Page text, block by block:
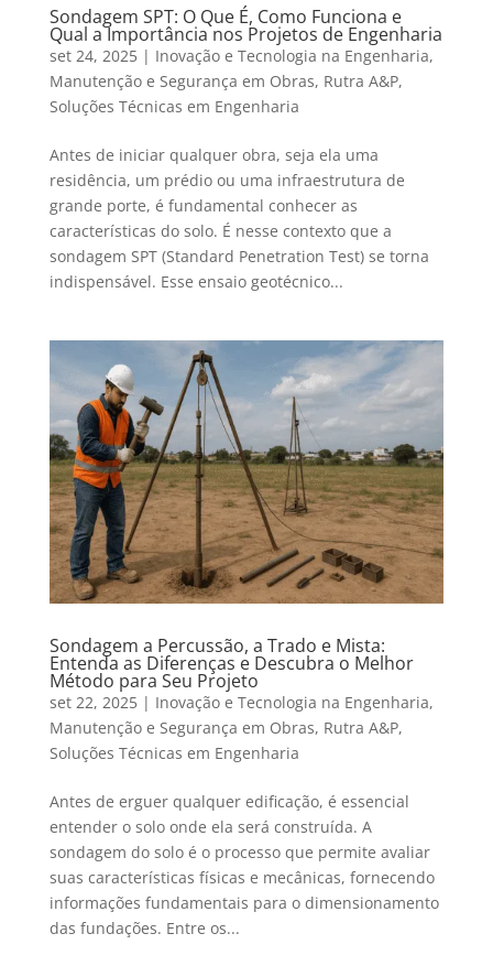
Sondagem SPT: O Que É, Como Funciona e
Qual a Importância nos Projetos de Engenharia
set 24, 2025| Inovação e Tecnologia na Engenharia,
Manutenção e Segurança em Obras, Rutra A&P,
Soluções Técnicas em Engenharia
Antes de iniciar qualquer obra, seja ela uma
residência, um prédio ou uma infraestrutura de
grande porte, é fundamental conhecer as
características do solo. É nesse contexto que a
sondagem SPT (Standard Penetration Test) se torna
indispensável. Esse ensaio geotécnico...
Sondagem a Percussão, a Trado e Mista:
Entenda as Diferenças e Descubra o Melhor
Método para Seu Projeto
set 22, 2025| Inovação e Tecnologia na Engenharia,
Manutenção e Segurança em Obras, Rutra A&P,
Soluções Técnicas em Engenharia
Antes de erguer qualquer edificação, é essencial
entender o solo onde ela será construída. A
sondagem do solo é o processo que permite avaliar
suas características físicas e mecânicas, fornecendo
informações fundamentais para o dimensionamento
das fundações. Entre os...